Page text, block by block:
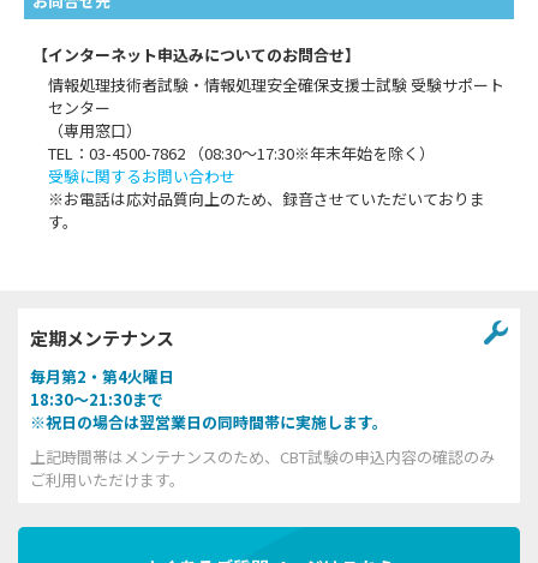
【インターネット申込みについてのお問合せ】
情報処理技術者試験・情報処理安全確保支援士試験 受験サポート
センター
（専用窓口）
TEL：03-4500-7862 （08:30〜17:30※年末年始を除く）
受験に関するお問い合わせ
※お電話は応対品質向上のため、録音させていただいておりま
す。
定期メンテナンス
毎月第2・第4火曜日
18:30～21:30まで
※祝日の場合は翌営業日の同時間帯に実施します。
上記時間帯はメンテナンスのため、CBT試験の申込内容の確認のみ
ご利用いただけます。